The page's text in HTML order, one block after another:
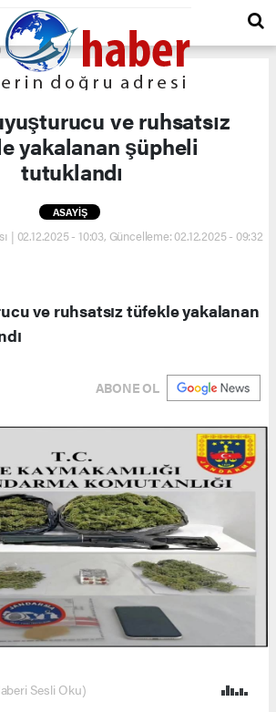
ve ruhsatsız
yakalanan şüpheli
tutuklandı
ASAYİŞ
| 02.12.2025 - 10:03, Güncelleme: 02.12.2025 - 09:32
ve ruhsatsız tüfekle yakalanan
ABONE OL
Sesli Oku)